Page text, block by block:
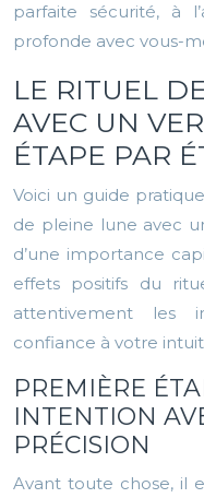
parfaite sécurité, à
profonde avec vous-
LE RITUEL
AVEC UN
ÉTAPE PAR
Voici un guide
de pleine lune avec
d’une importance
effets positifs du
attentivement les
confiance à votre
PREMIÈRE
INTENTION
PRÉCISION
Avant toute chose, il